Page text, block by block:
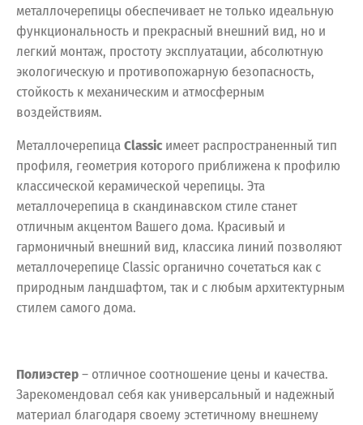
металлочерепицы обеспечивает не только идеальную
функциональность и прекрасный внешний вид, но и
легкий монтаж, простоту эксплуатации, абсолютную
экологическую и противопожарную безопасность,
стойкость к механическим и атмосферным
воздействиям.
МеталлочерепицаClassic имеет распространенный тип
профиля, геометрия которого приближена к профилю
классической керамической черепицы. Эта
металлочерепица в скандинавском стиле станет
отличным акцентом Вашего дома. Красивый и
гармоничный внешний вид, классика линий позволяют
металлочерепице Classic органично сочетаться как с
природным ландшафтом, так и с любым архитектурным
стилем самого дома.
Полиэстер– отличное соотношение цены и качества.
Зарекомендовал себя как универсальный и надежный
материал благодаря своему эстетичному внешнему